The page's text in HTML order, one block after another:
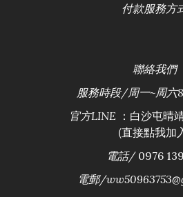
付款服務方
聯絡我們
服務時段/周一~周六
官方LINE ：白沙屯晴
(直接點我加
電話/ 0976
電郵/